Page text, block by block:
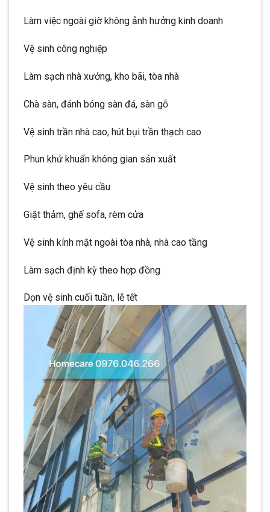
Làm việc ngoài giờ không ảnh hưởng kinh doanh
Vệ sinh công nghiệp
Làm sạch nhà xưởng, kho bãi, tòa nhà
Chà sàn, đánh bóng sàn đá, sàn gỗ
Vệ sinh trần nhà cao, hút bụi trần thạch cao
Phun khử khuẩn không gian sản xuất
Vệ sinh theo yêu cầu
Giặt thảm, ghế sofa, rèm cửa
Vệ sinh kính mặt ngoài tòa nhà, nhà cao tầng
Làm sạch định kỳ theo hợp đồng
Dọn vệ sinh cuối tuần, lễ tết